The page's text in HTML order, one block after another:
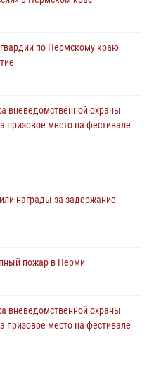
по Пермскому краю
вневедомственной охраны
призовое место на фестивале
при задержании
награды за задержание
пожар в Перми
вневедомственной охраны
призовое место на фестивале